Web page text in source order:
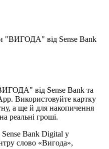
"ВИГОДА" від Sense Bank
ИГОДА" від Sense Bank та
. Використовуйте картку
ну, а ще й для накопичення
на реальні гроші.